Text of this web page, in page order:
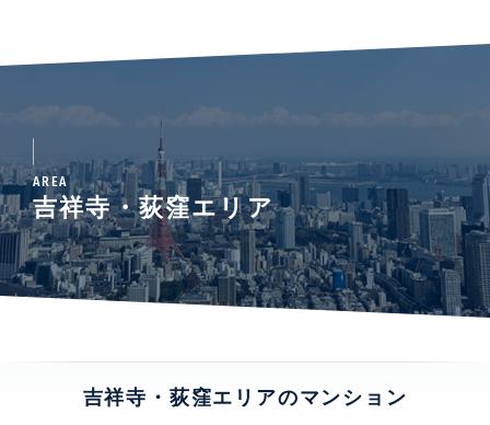
AREA
吉祥寺・荻窪エリア
吉祥寺・荻窪エリアのマンション